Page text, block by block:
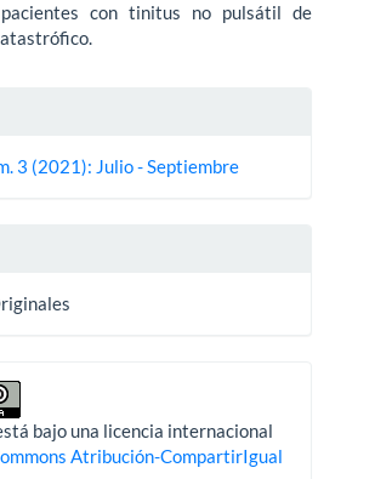
con tinitus no pulsátil de
3 (2021): Julio - Septiembre
bajo una licencia internacional
Atribución-CompartirIgual